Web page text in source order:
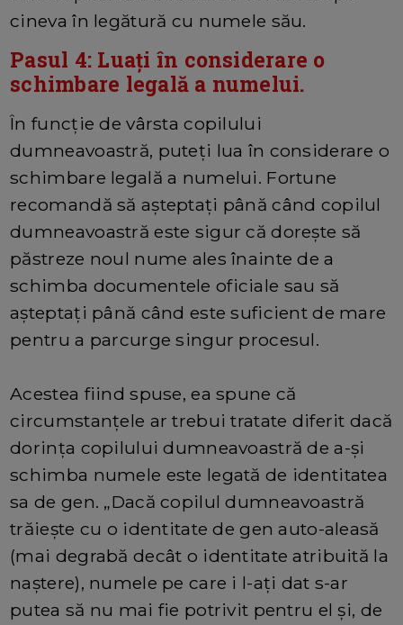
cineva în legătură cu numele său.
Pasul 4: Luați în considerare o
schimbare legală a numelui.
În funcție de vârsta copilului
dumneavoastră, puteți lua în considerare o
schimbare legală a numelui. Fortune
recomandă să așteptați până când copilul
dumneavoastră este sigur că dorește să
păstreze noul nume ales înainte de a
schimba documentele oficiale sau să
așteptați până când este suficient de mare
pentru a parcurge singur procesul.
Acestea fiind spuse, ea spune că
circumstanțele ar trebui tratate diferit dacă
dorința copilului dumneavoastră de a-și
schimba numele este legată de identitatea
sa de gen. „Dacă copilul dumneavoastră
trăiește cu o identitate de gen auto-aleasă
(mai degrabă decât o identitate atribuită la
naștere), numele pe care i l-ați dat s-ar
putea să nu mai fie potrivit pentru el și, de